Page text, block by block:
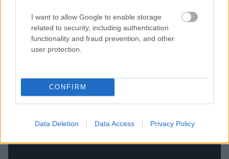
I want to allow Google to enable storage
related to security, including authentication
functionality and fraud prevention, and other
user protection.
CONFIRM
Data Deletion Data Access Privacy Policy